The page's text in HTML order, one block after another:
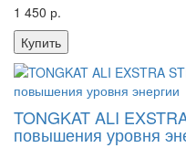
1 450 р.
Купить
TONGKAT ALI
повышения уровня